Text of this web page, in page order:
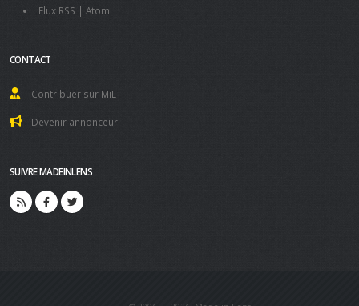
Flux RSS | Atom
CONTACT
Contribuer sur MiL
Devenir annonceur
SUIVRE MADEINLENS